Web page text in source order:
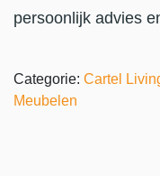
persoonlijk advies
Categorie: Cartel
Meubelen